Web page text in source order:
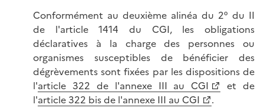
Conformément au deuxième alinéa du 2° du II
de l'article 1414 du CGI, les obligations
déclaratives à la charge des personnes ou
organismes susceptibles de bénéficier des
dégrèvements sont fixées par les dispositions de
l'article 322 de l'annexe III au CGI
et de
l'article 322 bis de l'annexe III au CGI .